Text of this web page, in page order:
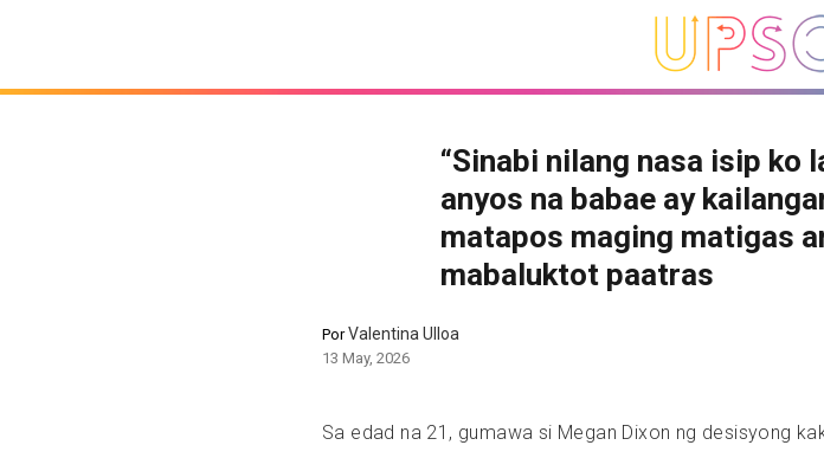
“Sinabi nilang nasa isip ko
anyos na babae ay
matapos maging matigas
mabaluktot paatras
PorValentina Ulloa
13 May, 2026
Sa edad na 21, gumawa si Megan Dixon ng desisyong